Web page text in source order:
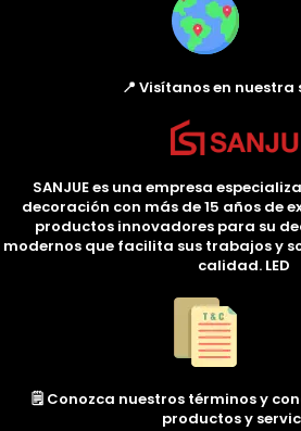
📍 Visítanos en nuestra
SANJUE es una empresa
decoración con más de 15 años de
productos innovadores para su
modernos que facilita sus trabajos y
calidad. LED
🗒️ Conozca nuestros términos y
productos y